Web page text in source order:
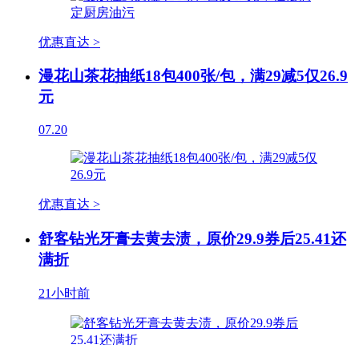
优惠直达 >
漫花山茶花抽纸18包400张/包，满29减5仅26.9
元
07.20
优惠直达 >
舒客钻光牙膏去黄去渍，原价29.9券后25.41还
满折
21小时前